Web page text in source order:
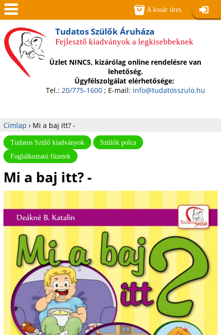
Jump to navigation
Tudatos Szülők Áruháza
Fejlesztő kiadványok a legkisebbeknek
Üzlet NINCS, kizárólag online rendelésre van
lehetőség.
Ügyfélszolgálat elérhetősége:
Tel.: 20/775-1600; E-mail: info@tudatosszulo.hu
Jelenlegi
hely
Címlap › Mi a baj itt? -
Tudatos Szülő kiadványok
Szülők polca
Foglalkoztató füzetek
Mi a baj itt? -
A kosár üres.
Men
ü